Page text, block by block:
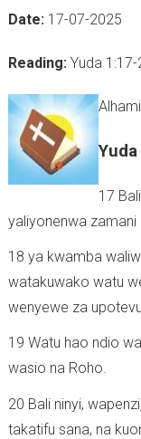
t
h
s
i
Date: 17-07-2025
Reading: Yuda 1:17-
17
yaliyonenwa zamani
18 ya kwamba
watakuwako watu
wenyewe za
19 Watu hao ndio
wasio na Roho.
20 Bali ninyi,
takatifu sana, na